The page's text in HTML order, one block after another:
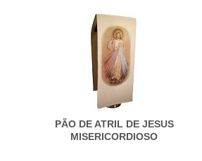
PÃO DE ATRIL DE JESUS
MISERICORDIOSO